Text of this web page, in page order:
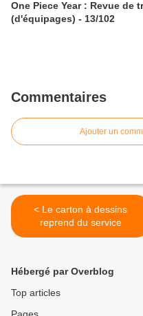
One Piece Year : Revue de
(d'équipages) - 13/102
Commentaires
Ajouter un
< Le carton à dessins
reprend du service
Hébergé par Overblog
Top articles